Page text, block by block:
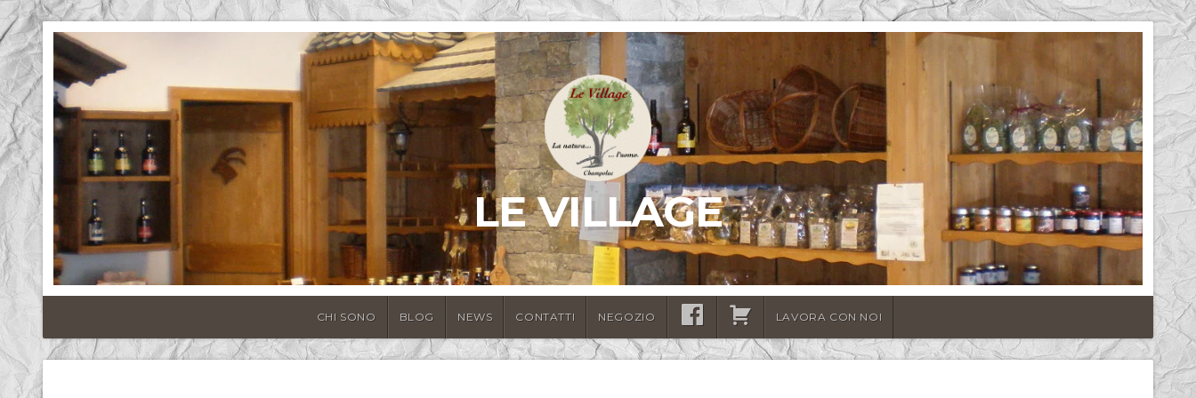
LE VILLAGE
CHI SONO BLOG NEWS CONTATTI NEGOZIO SEGUICI
SU
CARRELLOLAVORA CON NOI